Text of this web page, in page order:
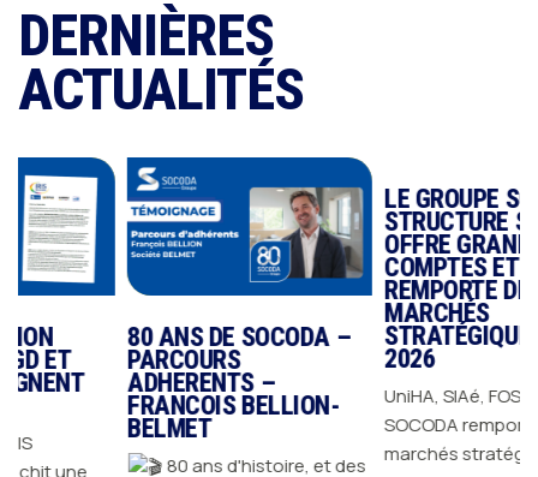
DERNIÈRES
ACTUALITÉS
80 ANS DE SOCODA –
PARCOURS
ADHERENTS –
FRANCOIS BELLION-
BELMET
80 ans d'histoire, et des
LE GROUPE SOCODA
STRUCTURE SON
OFFRE GRANDS
COMPTES ET
REMPORTE DES
MARCHÉS
STRATÉGIQUES EN
UniHA, SIAé, FOSELEV…
SOCODA remporte des
marchés stratégiques en